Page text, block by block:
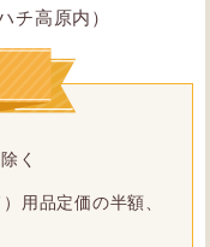
チ高原内）
く
用品定価の半額、